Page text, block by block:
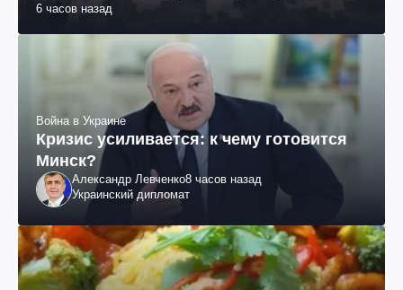
6 часов назад
Война в Украине
Кризис усиливается: к чему готовится
Минск?
Александр Левченко8 часов назад
Украинский дипломат